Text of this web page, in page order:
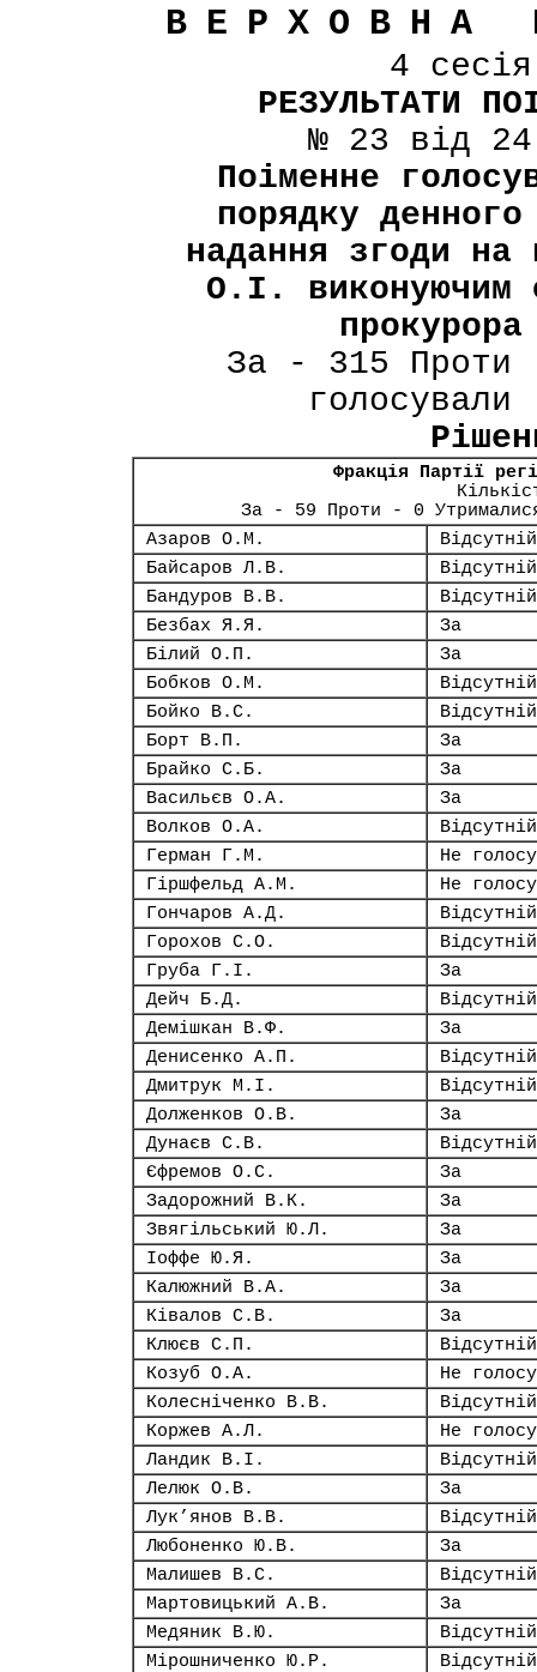
ВЕРХОВНА
4
РЕЗУЛЬТАТИ
№ 23 від
Поіменне
порядку
надання згоди на
О.І. виконуючим
За - 315 Проти
Фракція Партії
За - 59 Проти - 0
Азаров О.М.
Відсутній
Байсаров Л.В.
Відсутній
Бандуров В.В.
Відсутній
Безбах Я.Я.
За
Білий О.П.
За
Бобков О.М.
Відсутній
Бойко В.С.
Відсутній
Борт В.П.
За
Брайко С.Б.
За
Васильєв О.А.
За
Волков О.А.
Відсутній
Герман Г.М.
Не
Гіршфельд А.М.
Не
Гончаров А.Д.
Відсутній
Горохов С.О.
Відсутній
Груба Г.І.
За
Дейч Б.Д.
Відсутній
Демішкан В.Ф.
За
Денисенко А.П.
Відсутній
Дмитрук М.І.
Відсутній
Долженков О.В.
За
Дунаєв С.В.
Відсутній
Єфремов О.С.
За
Задорожний В.К.
За
Звягільський Ю.Л.
За
Іоффе Ю.Я.
За
Калюжний В.А.
За
Ківалов С.В.
За
Клюєв С.П.
Відсутній
Козуб О.А.
Не
Колесніченко В.В.
Відсутній
Коржев А.Л.
Не
Ландик В.І.
Відсутній
Лелюк О.В.
За
Лук’янов В.В.
Відсутній
Любоненко Ю.В.
За
Малишев В.С.
Відсутній
Мартовицький А.В.
За
Медяник В.Ю.
Відсутній
Мірошниченко Ю.Р.
Відсутній